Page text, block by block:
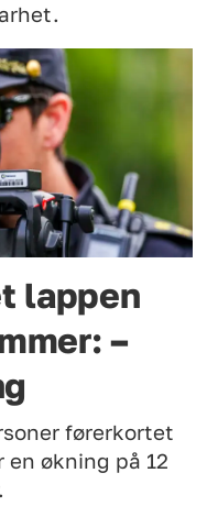
lappen
–
førerkortet
økning på 12